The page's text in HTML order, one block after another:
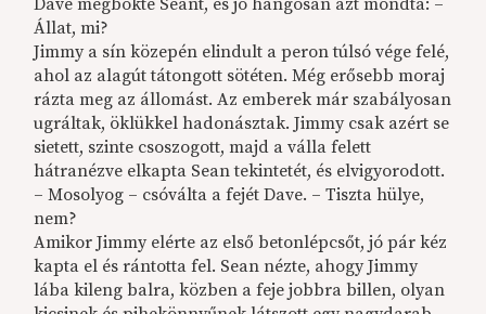
Állat, mi?
Jimmy a sín közepén elindult a peron túlsó vége felé,
ahol az alagút tátongott sötéten. Még erősebb moraj
rázta meg az állomást. Az emberek már szabályosan
ugráltak, öklükkel hadonásztak. Jimmy csak azért se
sietett, szinte csoszogott, majd a válla felett
hátranézve elkapta Sean tekintetét, és elvigyorodott.
– Mosolyog – csóválta a fejét Dave. – Tiszta hülye,
nem?
Amikor Jimmy elérte az első betonlépcsőt, jó pár kéz
kapta el és rántotta fel. Sean nézte, ahogy Jimmy
lába kileng balra, közben a feje jobbra billen, olyan